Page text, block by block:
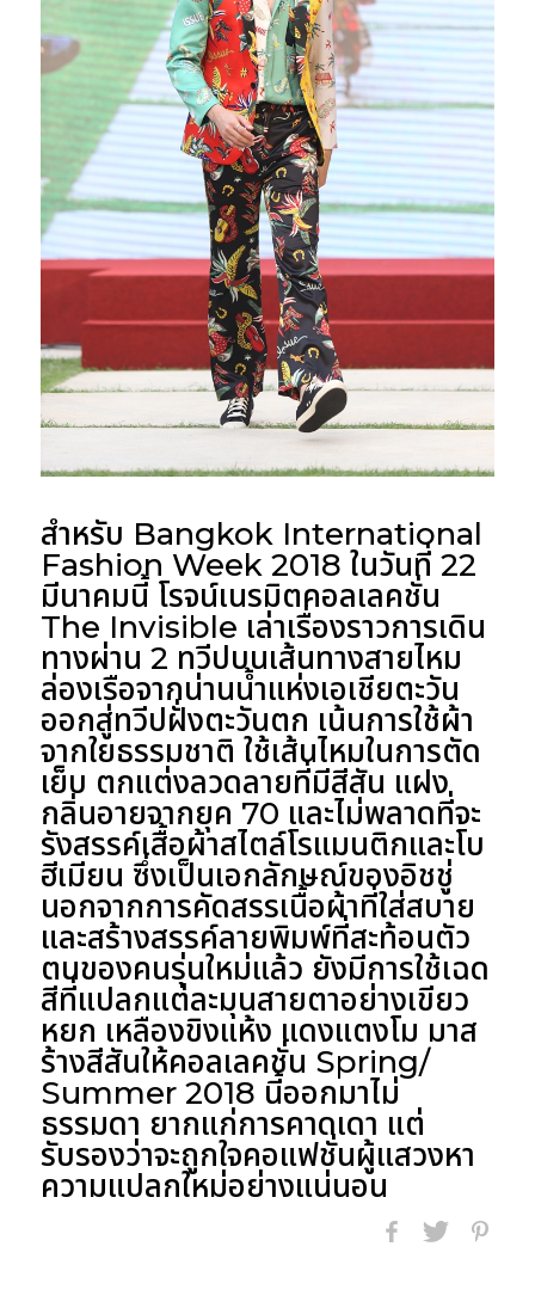
สำหรับ Bangkok International
Fashion Week 2018 ในวันที่ 22
มีนาคมนี้ โรจน์เนรมิตคอลเลคชั่น
The Invisible เล่าเรื่องราวการเดิน
ทางผ่าน 2 ทวีปบนเส้นทางสายไหม
ล่องเรือจากน่านน้ำแห่งเอเชียตะวัน
ออกสู่ทวีปฝั่งตะวันตก เน้นการใช้ผ้า
จากใยธรรมชาติ ใช้เส้นไหมในการตัด
เย็บ ตกแต่งลวดลายที่มีสีสัน แฝง
กลิ่นอายจากยุค 70 และไม่พลาดที่จะ
รังสรรค์เสื้อผ้าสไตล์โรแมนติกและโบ
ฮีเมียน ซึ่งเป็นเอกลักษณ์ของอิชชู่
นอกจากการคัดสรรเนื้อผ้าที่ใส่สบาย
และสร้างสรรค์ลายพิมพ์ที่สะท้อนตัว
ตนของคนรุ่นใหม่แล้ว ยังมีการใช้เฉด
สีที่แปลกแต่ละมุนสายตาอย่างเขียว
หยก เหลืองขิงแห้ง แดงแตงโม มาส
ร้างสีสันให้คอลเลคชั่น Spring/
Summer 2018 นี้ออกมาไม่
ธรรมดา ยากแก่การคาดเดา แต่
รับรองว่าจะถูกใจคอแฟชั่นผู้แสวงหา
ความแปลกใหม่อย่างแน่นอน